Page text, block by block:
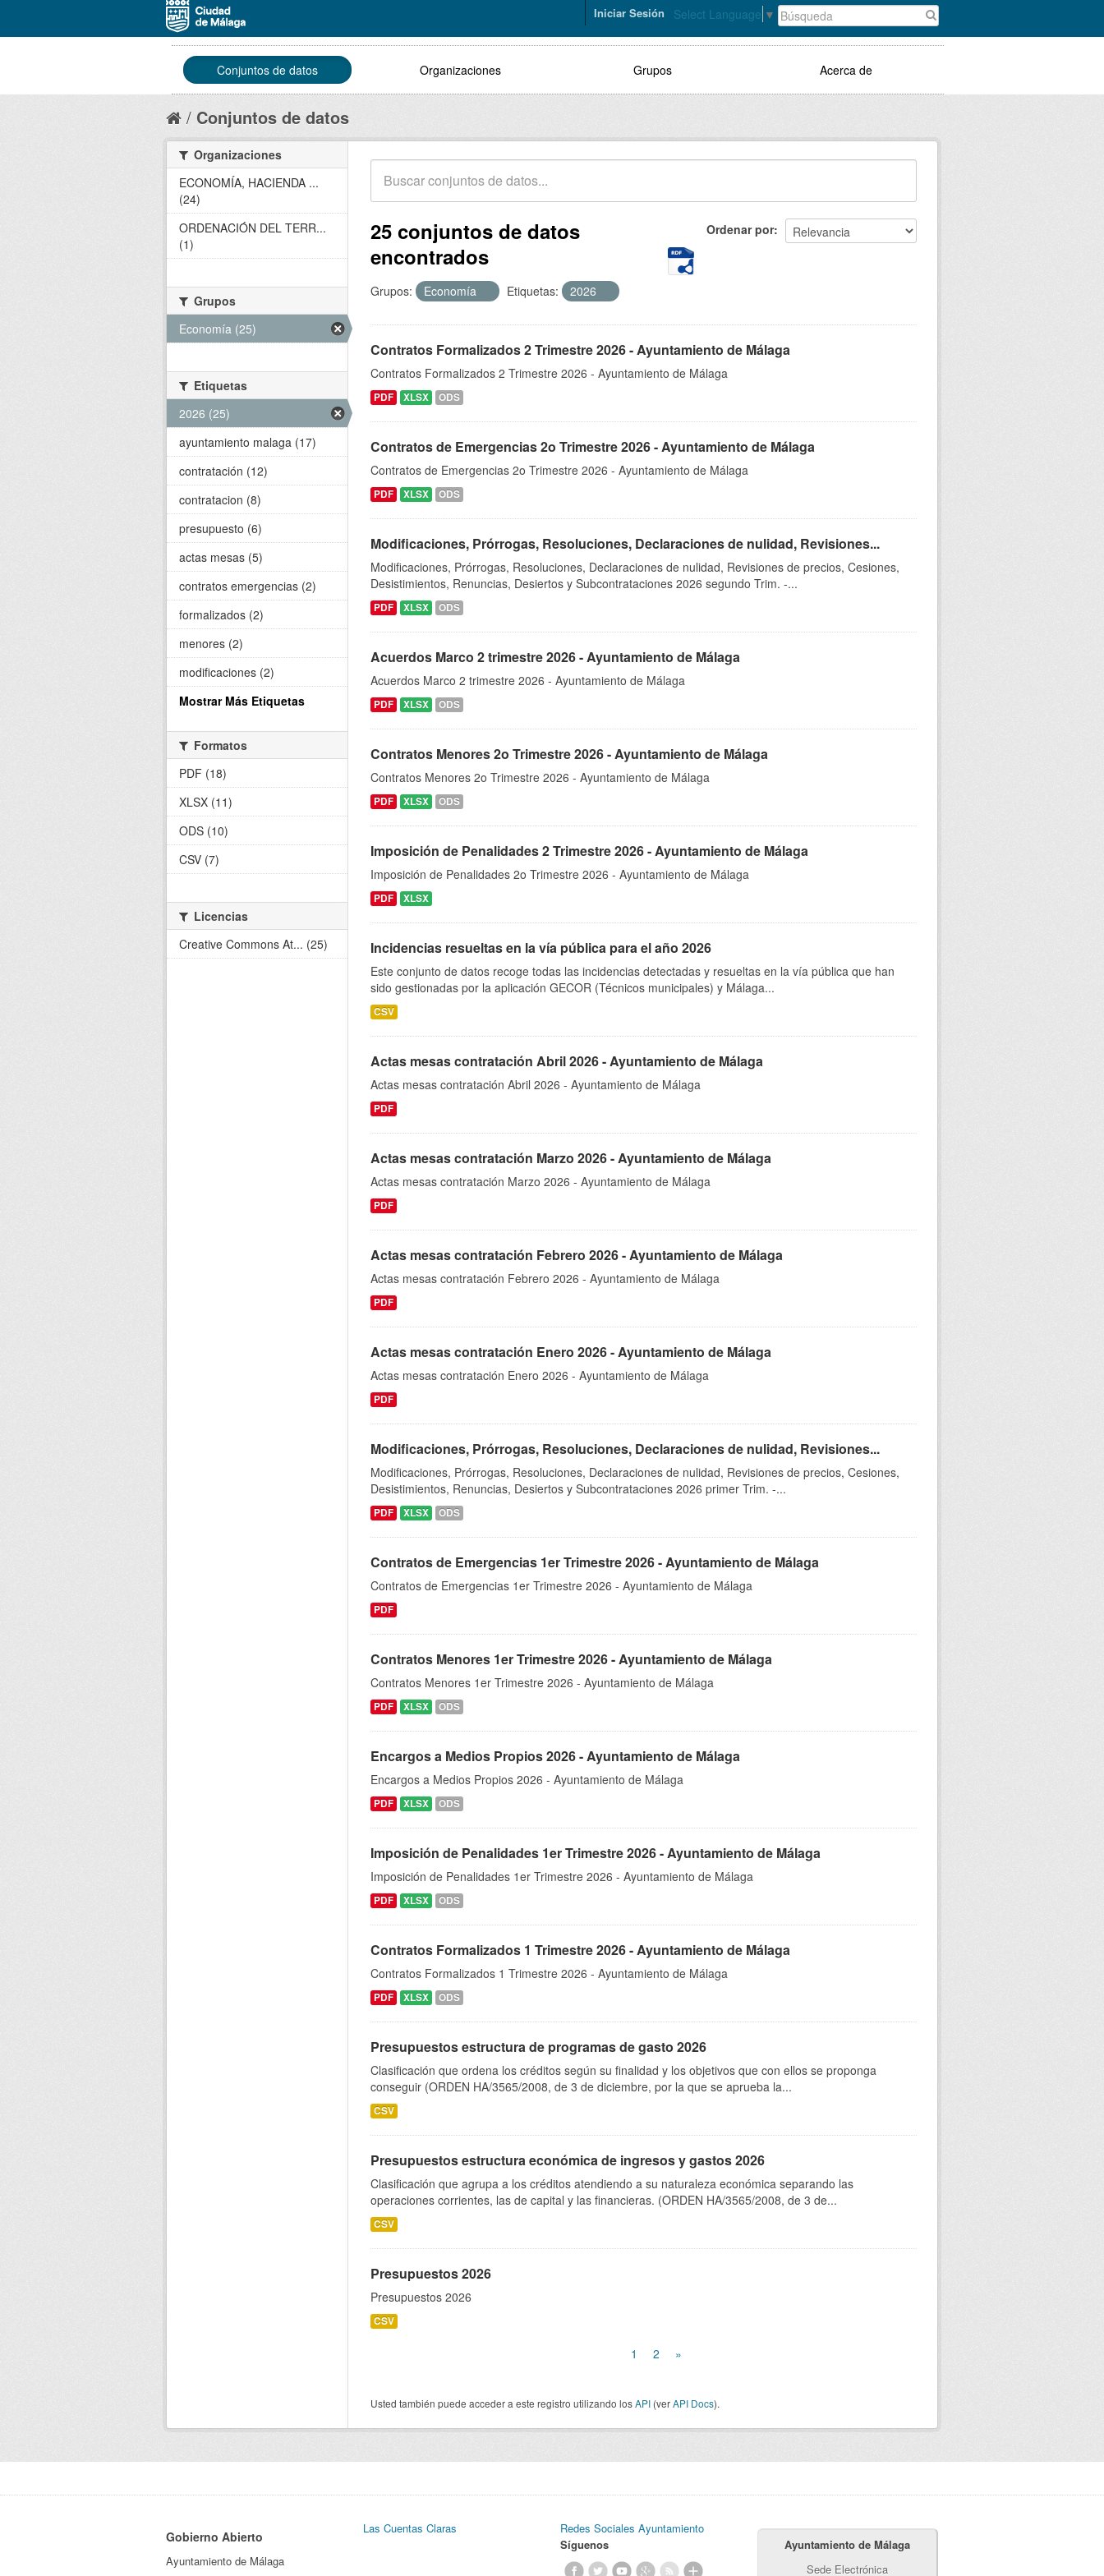
Select Language ▼
Iniciar Sesión
Conjuntos de datos Organizaciones Grupos Acerca de
Conjuntos de datos
Ordenar por
25 conjuntos de datos
encontrados
Grupos: Economía Etiquetas: 2026
Contratos Formalizados 2 Trimestre 2026 - Ayuntamiento de Málaga
Contratos Formalizados 2 Trimestre 2026 - Ayuntamiento de Málaga
PDF XLSX ODS
Contratos de Emergencias 2o Trimestre 2026 - Ayuntamiento de Málaga
Contratos de Emergencias 2o Trimestre 2026 - Ayuntamiento de Málaga
PDF XLSX ODS
Modificaciones, Prórrogas, Resoluciones, Declaraciones de nulidad, Revisiones...
Modificaciones, Prórrogas, Resoluciones, Declaraciones de nulidad, Revisiones de precios, Cesiones,
Desistimientos, Renuncias, Desiertos y Subcontrataciones 2026 segundo Trim. -...
PDF XLSX ODS
Acuerdos Marco 2 trimestre 2026 - Ayuntamiento de Málaga
Acuerdos Marco 2 trimestre 2026 - Ayuntamiento de Málaga
PDF XLSX ODS
Contratos Menores 2o Trimestre 2026 - Ayuntamiento de Málaga
Contratos Menores 2o Trimestre 2026 - Ayuntamiento de Málaga
PDF XLSX ODS
Imposición de Penalidades 2 Trimestre 2026 - Ayuntamiento de Málaga
Imposición de Penalidades 2o Trimestre 2026 - Ayuntamiento de Málaga
PDF XLSX
Incidencias resueltas en la vía pública para el año 2026
Este conjunto de datos recoge todas las incidencias detectadas y resueltas en la vía pública que han
sido gestionadas por la aplicación GECOR (Técnicos municipales) y Málaga...
CSV
Actas mesas contratación Abril 2026 - Ayuntamiento de Málaga
Actas mesas contratación Abril 2026 - Ayuntamiento de Málaga
PDF
Actas mesas contratación Marzo 2026 - Ayuntamiento de Málaga
Actas mesas contratación Marzo 2026 - Ayuntamiento de Málaga
PDF
Actas mesas contratación Febrero 2026 - Ayuntamiento de Málaga
Actas mesas contratación Febrero 2026 - Ayuntamiento de Málaga
PDF
Actas mesas contratación Enero 2026 - Ayuntamiento de Málaga
Actas mesas contratación Enero 2026 - Ayuntamiento de Málaga
PDF
Modificaciones, Prórrogas, Resoluciones, Declaraciones de nulidad, Revisiones...
Modificaciones, Prórrogas, Resoluciones, Declaraciones de nulidad, Revisiones de precios, Cesiones,
Desistimientos, Renuncias, Desiertos y Subcontrataciones 2026 primer Trim. -...
PDF XLSX ODS
Contratos de Emergencias 1er Trimestre 2026 - Ayuntamiento de Málaga
Contratos de Emergencias 1er Trimestre 2026 - Ayuntamiento de Málaga
PDF
Contratos Menores 1er Trimestre 2026 - Ayuntamiento de Málaga
Contratos Menores 1er Trimestre 2026 - Ayuntamiento de Málaga
PDF XLSX ODS
Encargos a Medios Propios 2026 - Ayuntamiento de Málaga
Encargos a Medios Propios 2026 - Ayuntamiento de Málaga
PDF XLSX ODS
Imposición de Penalidades 1er Trimestre 2026 - Ayuntamiento de Málaga
Imposición de Penalidades 1er Trimestre 2026 - Ayuntamiento de Málaga
PDF XLSX ODS
Contratos Formalizados 1 Trimestre 2026 - Ayuntamiento de Málaga
Contratos Formalizados 1 Trimestre 2026 - Ayuntamiento de Málaga
PDF XLSX ODS
Presupuestos estructura de programas de gasto 2026
Clasificación que ordena los créditos según su finalidad y los objetivos que con ellos se proponga
conseguir (ORDEN HA/3565/2008, de 3 de diciembre, por la que se aprueba la...
CSV
Presupuestos estructura económica de ingresos y gastos 2026
Clasificación que agrupa a los créditos atendiendo a su naturaleza económica separando las
operaciones corrientes, las de capital y las financieras. (ORDEN HA/3565/2008, de 3 de...
CSV
Presupuestos 2026
Presupuestos 2026
CSV
1 2 »
Usted también puede acceder a este registro utilizando losAPI (verAPI Docs).
Organizaciones
ECONOMÍA, HACIENDA ...
(24)
ORDENACIÓN DEL TERR...
(1)
Grupos
Economía (25)
Etiquetas
2026 (25)
ayuntamiento malaga (17)
contratación (12)
contratacion (8)
presupuesto (6)
actas mesas (5)
contratos emergencias (2)
formalizados (2)
menores (2)
modificaciones (2)
Mostrar Más Etiquetas
Formatos
PDF (18)
XLSX (11)
ODS (10)
CSV (7)
Licencias
Creative Commons At... (25)
Gobierno Abierto
Ayuntamiento de Málaga
Las Cuentas Claras
Redes Sociales Ayuntamiento
Síguenos
Ayuntamiento de Málaga
Sede Electrónica